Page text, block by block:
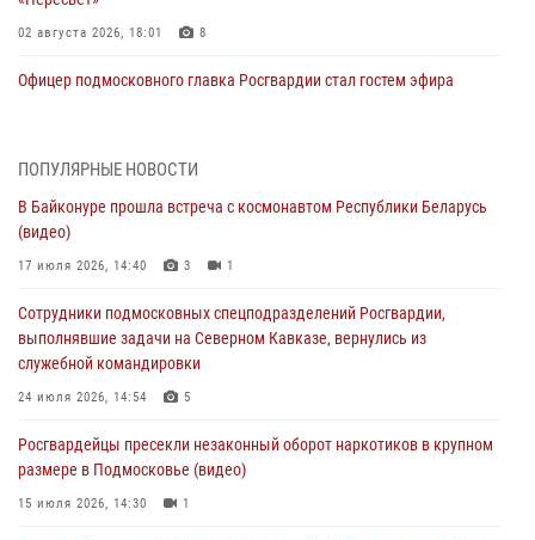
02 августа 2026, 18:01 8
Офицер подмосковного главка Росгвардии стал гостем эфира
крупную сумму в Подмосковье
31 июля 2026, 13:00
действиях в Подмосковье (видео)
В Главном управлении Росгвардии по Московской области
образования региональной общественной организации ветеранов
войск правопорядка (видео)
30 июля 2026, 13:00 5
ПОПУЛЯРНЫЕ НОВОСТИ
В Байконуре прошла встреча с космонавтом Республики Беларусь
(видео)
17 июля 2026, 14:40 3 1
Сотрудники подмосковных спецподразделений Росгвардии,
выполнявшие задачи на Северном Кавказе, вернулись из
служебной командировки
24 июля 2026, 14:54 5
Росгвардейцы пресекли незаконный оборот наркотиков в крупном
размере в Подмосковье (видео)
15 июля 2026, 14:30 1